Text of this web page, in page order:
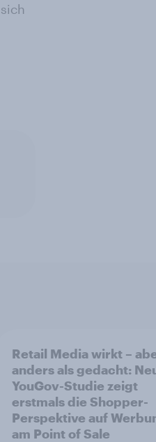
Retail Media wirkt –
anders als gedacht:
YouGov-Studie zeigt
erstmals die Shopper-
Perspektive auf
am Point of Sale